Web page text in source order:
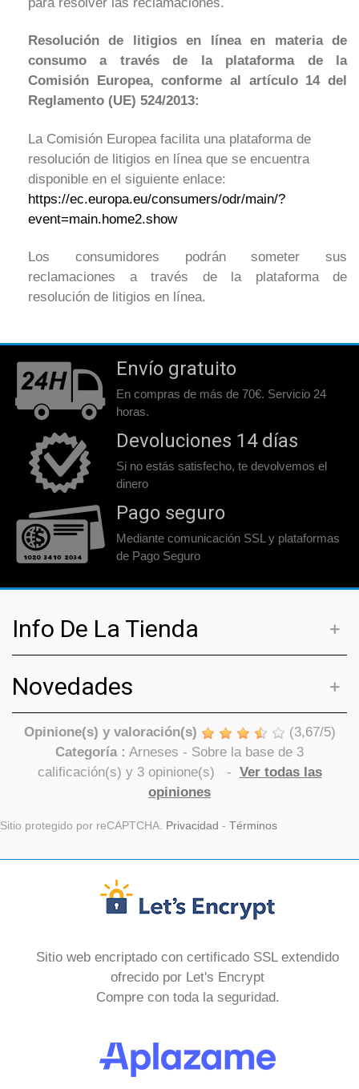
Resolución de litigios en línea en materia de
consumo a través de la plataforma de la
Comisión Europea, conforme al artículo 14 del
Reglamento (UE) 524/2013:
La Comisión Europea facilita una plataforma de
resolución de litigios en línea que se encuentra
disponible en el siguiente enlace:
https://ec.europa.eu/consumers/odr/main/?
event=main.home2.show
Los consumidores podrán someter sus
reclamaciones a través de la plataforma de
resolución de litigios en línea.
Envío gratuito
En compras de más de 70€. Servicio 24
horas.
Devoluciones 14 días
Si no estás satisfecho, te devolvemos el
dinero
Pago seguro
Mediante comunicación SSL y plataformas
de Pago Seguro
Info De La Tienda
Novedades
Opinione(s) y valoración(s) (3,67/5)
Categoría : Arneses - Sobre la base de 3
calificación(s) y 3opinione(s) - Ver todas las
opiniones
Sitio protegido por reCAPTCHA. Privacidad - Términos
Sitio web encriptado con certificado SSL extendido
ofrecido por Let's Encrypt
Compre con toda la seguridad.